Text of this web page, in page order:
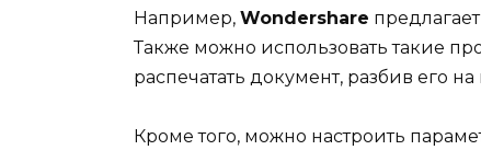
Например, Wondershare
Также можно использовать такие
распечатать документ, разбив его
Кроме того, можно настроить